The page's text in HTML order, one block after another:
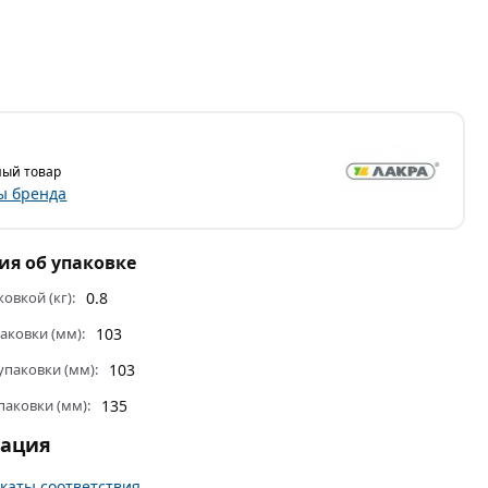
товар
бренда
об упаковке
(кг): 0.8
(мм): 103
(мм): 103
(мм): 135